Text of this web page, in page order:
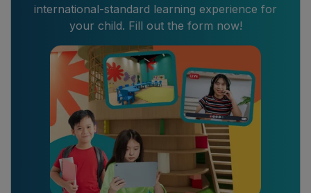
international-standard learning experience for
your child. Fill out the form now!